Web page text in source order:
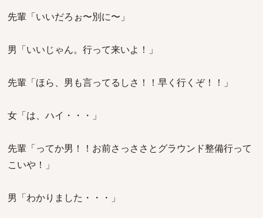
先輩「いいだろぉ〜別に〜」
男「いいじゃん。行って来いよ！」
先輩「ほら、男も言ってるしさ！！早く行くぞ！！」
女「は、ハイ・・・」
先輩「ってか男！！お前さっささとグラウンド整備行って
こいや！」
男「わかりました・・・」